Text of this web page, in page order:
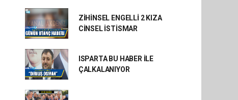
ZİHİNSEL ENGELLİ 2 KIZA
CİNSEL İSTİSMAR
ISPARTA BU HABER İLE
ÇALKALANIYOR